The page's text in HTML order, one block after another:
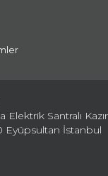
Elektrik Santralı
Eyüpsultan İstanbul